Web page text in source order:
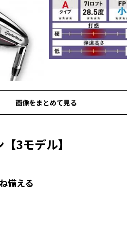
画像をまとめて見る
3モデル】
備える